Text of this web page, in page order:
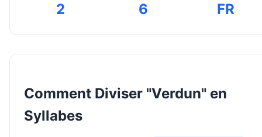
2 6 FR
Comment Diviser "Verdun" en
Syllabes